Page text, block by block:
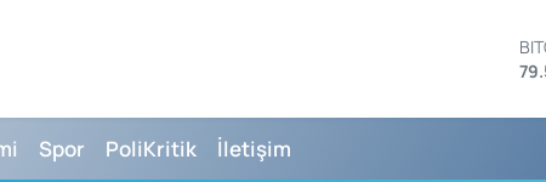
Spor PoliKritik İletişim